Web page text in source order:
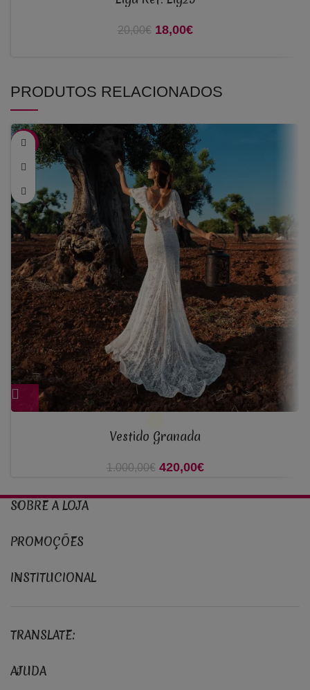
20,00€
O preço original era:
18,00€
PRODUTOS RELACIONADOS
-58%
Vestido Granada
1.000,00€
O preço original era:
420,00€
SOBRE A LOJA
PROMOÇÕES
INSTITUCIONAL
TRANSLATE:
AJUDA